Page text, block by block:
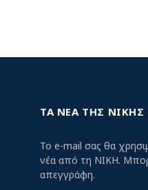
ΤΑ ΝΕΑ ΤΗΣ ΝΙΚΗΣ
Το e-mail σας θα
νέα από τη ΝΙΚΗ.
απεγγράφη.